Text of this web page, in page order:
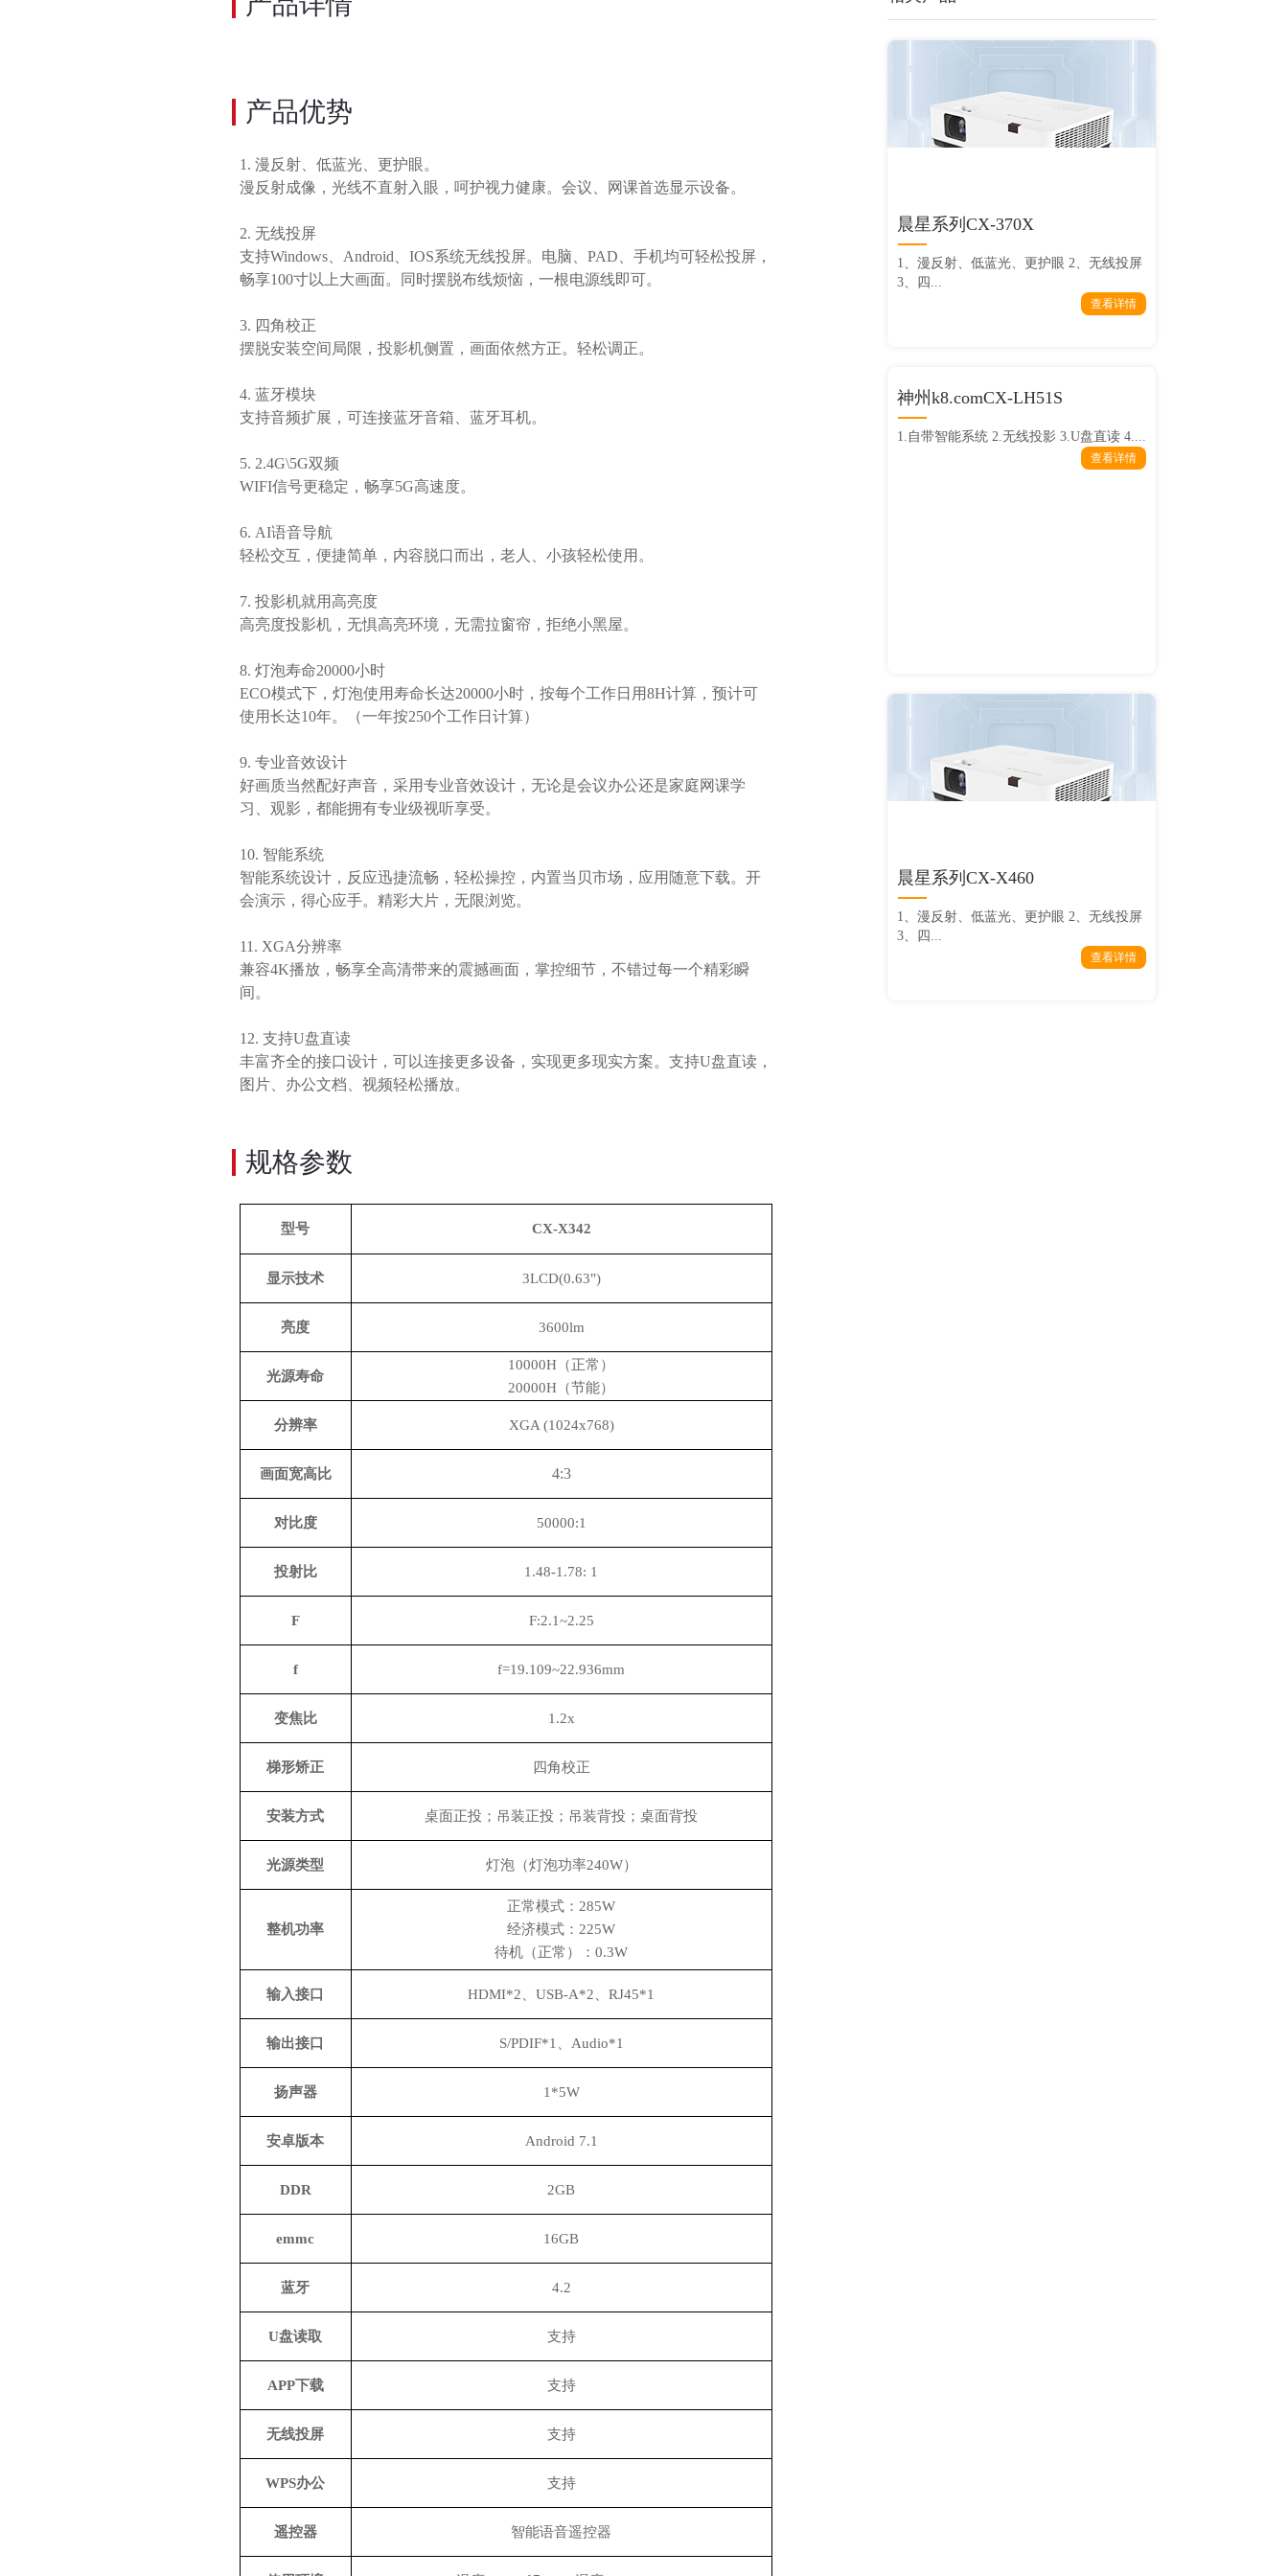
产品优势
1. 漫反射、低蓝光、更护眼。
漫反射成像，光线不直射入眼，呵护视力健康。会议、网课首选显示设备。
2. 无线投屏
支持Windows、Android、IOS系统无线投屏。电脑、PAD、手机均可轻松投屏，
畅享100寸以上大画面。同时摆脱布线烦恼，一根电源线即可。
3. 四角校正
摆脱安装空间局限，投影机侧置，画面依然方正。轻松调正。
4. 蓝牙模块
支持音频扩展，可连接蓝牙音箱、蓝牙耳机。
5. 2.4G\5G双频
WIFI信号更稳定，畅享5G高速度。
6. AI语音导航
轻松交互，便捷简单，内容脱口而出，老人、小孩轻松使用。
7. 投影机就用高亮度
高亮度投影机，无惧高亮环境，无需拉窗帘，拒绝小黑屋。
8. 灯泡寿命20000小时
ECO模式下，灯泡使用寿命长达20000小时，按每个工作日用8H计算，预计可
使用长达10年。（一年按250个工作日计算）
9. 专业音效设计
好画质当然配好声音，采用专业音效设计，无论是会议办公还是家庭网课学
习、观影，都能拥有专业级视听享受。
10. 智能系统
智能系统设计，反应迅捷流畅，轻松操控，内置当贝市场，应用随意下载。开
会演示，得心应手。精彩大片，无限浏览。
11. XGA分辨率
兼容4K播放，畅享全高清带来的震撼画面，掌控细节，不错过每一个精彩瞬
间。
12. 支持U盘直读
丰富齐全的接口设计，可以连接更多设备，实现更多现实方案。支持U盘直读，
图片、办公文档、视频轻松播放。
规格参数
型号 CX-X342
显示技术 3LCD(0.63")
亮度 3600lm
光源寿命
10000H（正常）
20000H（节能）
分辨率 XGA (1024x768)
画面宽高比 4:3
对比度 50000:1
投射比 1.48-1.78: 1
F F:2.1~2.25
f f=19.109~22.936mm
变焦比 1.2x
梯形矫正 四角校正
安装方式 桌面正投；吊装正投；吊装背投；桌面背投
光源类型 灯泡（灯泡功率240W）
整机功率
正常模式： 285W
经济模式： 225W
待机（正常）：0.3W
输入接口 HDMI*2、USB-A*2、RJ45*1
输出接口 S/PDIF*1、Audio*1
扬声器 1*5W
安卓版本 Android 7.1
DDR 2GB
emmc 16GB
蓝牙 4.2
U盘读取 支持
APP下载 支持
无线投屏 支持
WPS办公 支持
遥控器 智能语音遥控器
晨星系列CX-370X
1、漫反射、低蓝光、更护眼 2、无线投屏
3、四...
查看详情
神州k8.comCX-LH51S
1.自带智能系统 2.无线投影 3.U盘直读 4....
查看详情
晨星系列CX-X460
1、漫反射、低蓝光、更护眼 2、无线投屏
3、四...
查看详情